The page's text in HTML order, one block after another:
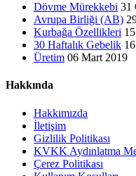
Dövme Mürekkebi 31
Avrupa Birliği (AB)
Kurbağa Özellikleri
30 Haftalık Gebelik
Üretim 06 Mart 2019
Hakkında
Hakkımızda
İletişim
Gizlilik Politikası
KVKK Aydınlatma
Çerez Politikası